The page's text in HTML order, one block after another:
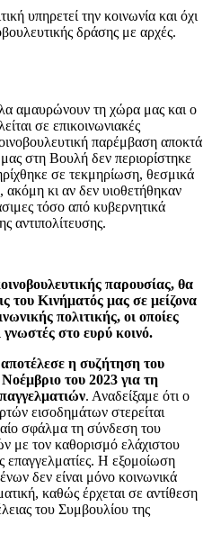
υπηρετεί την κοινωνία και όχι
δράσης με αρχές.
αμαυρώνουν τη χώρα μας και ο
σε επικοινωνιακές
παρέμβαση αποκτά
στη Βουλή δεν περιορίστηκε
σε τεκμηρίωση, θεσμικά
ακόμη κι αν δεν υιοθετήθηκαν
τόσο από κυβερνητικά
αντιπολίτευσης.
παρουσίας, θα
του Κινήματός μας σε μείζονα
πολιτικής, οι οποίες
γνωστές στο ευρύ κοινό.
η συζήτηση του
του 2023 για τη
. Αναδείξαμε ότι ο
εισοδημάτων στερείται
σφάλμα τη σύνδεση του
με τον καθορισμό ελάχιστου
επαγγελματίες. Η εξομοίωση
δεν είναι μόνο κοινωνικά
καθώς έρχεται σε αντίθεση
του Συμβουλίου της